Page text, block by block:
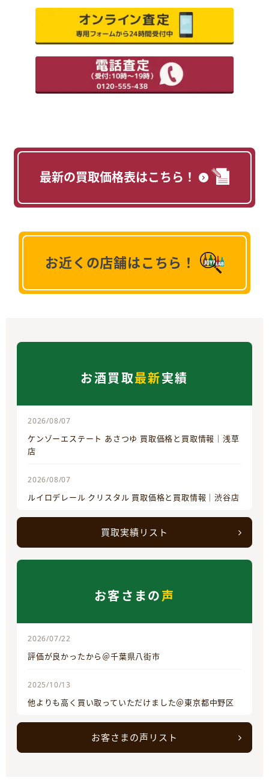
最新の買取価格表はこちら！
お近くの店舗はこちら！
お酒買取最新実績
2026/08/07
ケンゾーエステート あさつゆ 買取価格と買取情報｜浅草
店
2026/08/07
ルイロデレール クリスタル 買取価格と買取情報｜渋谷店
買取実績リスト
お客さまの声
2026/07/22
評価が良かったから＠千葉県八街市
2025/10/13
他よりも高く買い取っていただけました＠東京都中野区
お客さまの声リスト